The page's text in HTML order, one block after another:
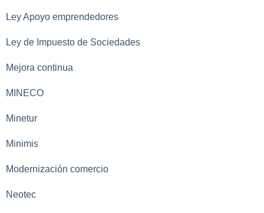
Ley Apoyo emprendedores
Ley de Impuesto de Sociedades
Mejora continua
MINECO
Minetur
Minimis
Modernización comercio
Neotec